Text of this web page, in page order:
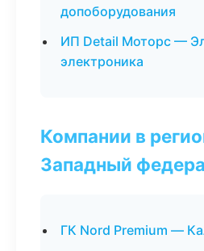
допоборудования
ИП Detail Моторс —
электроника
Компании в
Западный
ГК Nord Premium —